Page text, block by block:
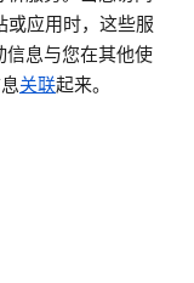
或应用时，这些服
信息与您在其他使
关联起来。